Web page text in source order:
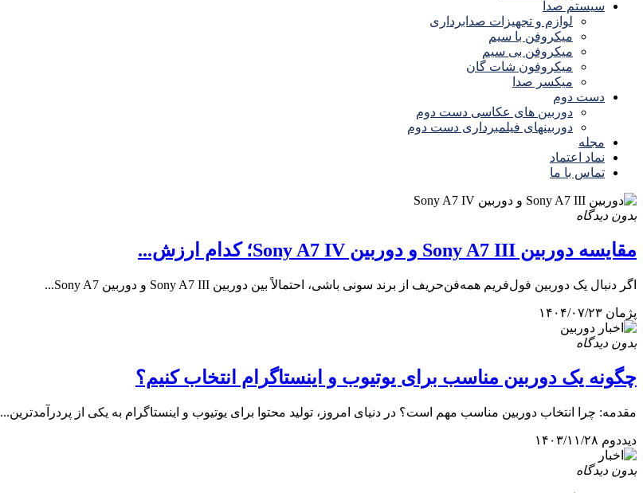
سیستم صدا
لوازم و تجهیزات صدابرداری
میکروفن با سیم
میکروفن بی سیم
میکروفون شات گان
میکسر صدا
دست دوم
دوربین های عکاسی دست دوم
دوربینهای فیلمبرداری دست دوم
مجله
نماد اعتماد
تماس با ما
بدون دیدگاه
مقایسه دوربین Sony A7 III و دوربین Sony A7 IV؛ کدام ارزش...
اگر دنبال یک دوربین فول‌فریم همه‌فن‌حریف از برند سونی باشی، احتمالاً بین دوربین Sony A7 III و دوربین Sony A7...
پژمان ۱۴۰۴/۰۷/۲۳
بدون دیدگاه
چگونه یک دوربین مناسب برای یوتیوب و اینستاگرام انتخاب کنیم؟
مقدمه: چرا انتخاب دوربین مناسب مهم است؟ در دنیای امروز، تولید محتوا برای یوتیوب و اینستاگرام به یکی از پردرآمدترین...
دیددوم ۱۴۰۳/۱۱/۲۸
بدون دیدگاه